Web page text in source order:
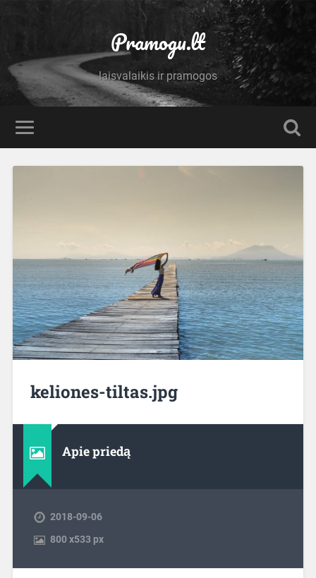
Pramogu.lt
laisvalaikis ir pramogos
keliones-tiltas.jpg
Apie priedą
2018-09-06
800x533 px